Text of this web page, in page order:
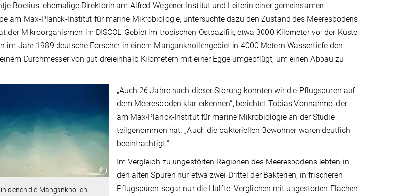
Boetius, ehemalige Direktorin am Alfred-Wegener-Institut und Leiterin einer gemeinsamen
am Max-Planck-Institut für marine Mikrobiologie, untersuchte dazu den Zustand des Meeresbodens
der Mikroorganismen im DISCOL-Gebiet im tropischen Ostpazifik, etwa 3000 Kilometer vor der Küste
im Jahr 1989 deutsche Forscher in einem Manganknollengebiet in 4000 Metern Wassertiefe den
Durchmesser von gut dreieinhalb Kilometern mit einer Egge umgepflügt, um einen Abbau zu
denen die Manganknollen
„Auch 26 Jahre nach dieser Störung konnten wir die Pflugspuren auf
dem Meeresboden klar erkennen“, berichtet Tobias Vonnahme, der
am Max-Planck-Institut für marine Mikrobiologie an der Studie
teilgenommen hat. „Auch die bakteriellen Bewohner waren deutlich
beeinträchtigt.“
Im Vergleich zu ungestörten Regionen des Meeresbodens lebten in
den alten Spuren nur etwa zwei Drittel der Bakterien, in frischeren
Pflugspuren sogar nur die Hälfte. Verglichen mit ungestörten Flächen